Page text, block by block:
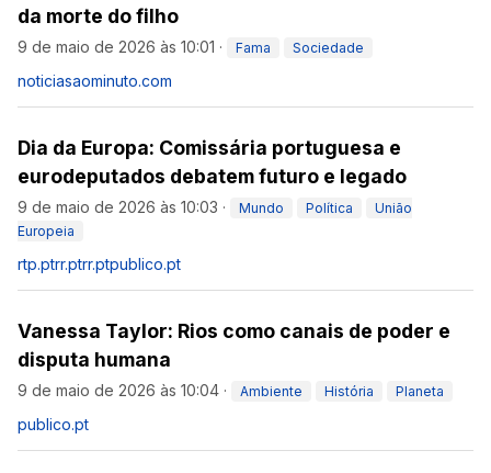
da morte do filho
9 de maio de 2026 às 10:01 · Fama Sociedade
noticiasaominuto.com
Dia da Europa: Comissária portuguesa e
eurodeputados debatem futuro e legado
9 de maio de 2026 às 10:03 · Mundo Política
União
Europeia
rtp.ptrr.ptrr.ptpublico.pt
Vanessa Taylor: Rios como canais de poder e
disputa humana
9 de maio de 2026 às 10:04 · Ambiente História Planeta
publico.pt